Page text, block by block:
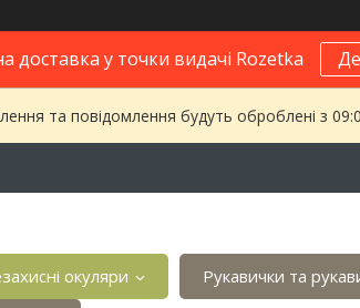
доставка у точки видачі Rozetka
та повідомлення будуть оброблені з
окуляри Рукавички та